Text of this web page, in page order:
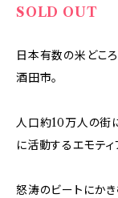
SOLD OUT
日本有数の米どこ
酒田市。
人口約10万人の街
に活動するエモテ
怒涛のビートにか